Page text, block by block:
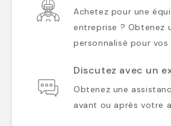
Achetez pour une
entreprise ? Obtenez
personnalisé pour
Discutez avec un
Obtenez une
avant ou après votre